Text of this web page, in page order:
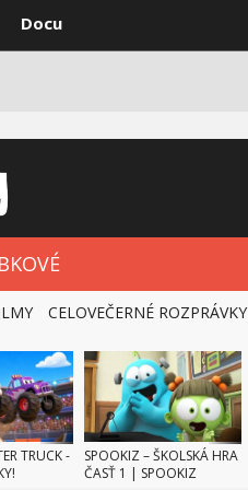
Docu
CELOVEČERNÉ ROZPRÁVKY
TRUCK -
SPOOKIZ – ŠKOLSKÁ HRA
ČASŤ 1 | SPOOKIZ